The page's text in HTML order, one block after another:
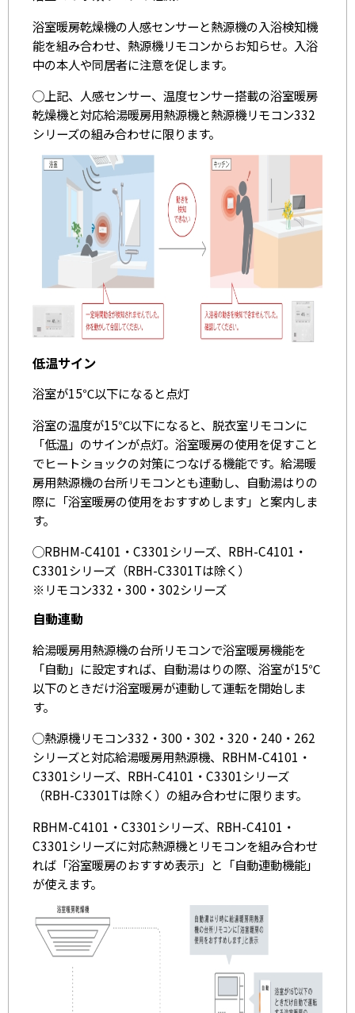
浴室暖房乾燥機の人感センサーと熱源機の入浴検知機
能を組み合わせ、熱源機リモコンからお知らせ。入浴
中の本人や同居者に注意を促します。
◯上記、人感センサー、温度センサー搭載の浴室暖房
乾燥機と対応給湯暖房用熱源機と熱源機リモコン332
シリーズの組み合わせに限ります。
低温サイン
浴室が15℃以下になると点灯
浴室の温度が15℃以下になると、脱衣室リモコンに
「低温」のサインが点灯。浴室暖房の使用を促すこと
でヒートショックの対策につなげる機能です。給湯暖
房用熱源機の台所リモコンとも連動し、自動湯はりの
際に「浴室暖房の使用をおすすめします」と案内しま
す。
◯RBHM-C4101・C3301シリーズ、RBH-C4101・
C3301シリーズ（RBH-C3301Tは除く）
※リモコン332・300・302シリーズ
自動連動
給湯暖房用熱源機の台所リモコンで浴室暖房機能を
「自動」に設定すれば、自動湯はりの際、浴室が15℃
以下のときだけ浴室暖房が連動して運転を開始しま
す。
◯熱源機リモコン332・300・302・320・240・262
シリーズと対応給湯暖房用熱源機、RBHM-C4101・
C3301シリーズ、RBH-C4101・C3301シリーズ
（RBH-C3301Tは除く）の組み合わせに限ります。
RBHM-C4101・C3301シリーズ、RBH-C4101・
C3301シリーズに対応熱源機とリモコンを組み合わせ
れば「浴室暖房のおすすめ表示」と「自動連動機能」
が使えます。